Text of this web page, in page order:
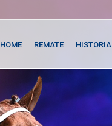
HOME REMATE HISTORIA